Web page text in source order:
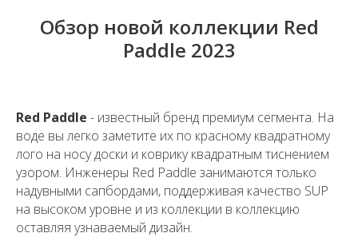
Обзор новой коллекции Red
Paddle 2023
Red Paddle - известный бренд премиум сегмента. На
воде вы легко заметите их по красному квадратному
лого на носу доски и коврику квадратным тиснением
узором. Инженеры Red Paddle занимаются только
надувными сапбордами, поддерживая качество SUP
на высоком уровне и из коллекции в коллекцию
оставляя узнаваемый дизайн.